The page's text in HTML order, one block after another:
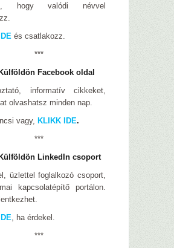
hogy valódi névvel
és csatlakozz.
***
Facebook oldal
informatív cikkeket,
olvashatsz minden nap.
vagy, KLIKK IDE.
***
LinkedIn csoport
üzlettel foglalkozó csoport,
kapcsolatépítő portálon.
, ha érdekel.
***